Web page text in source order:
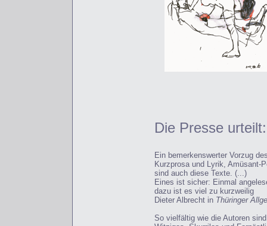
Die Presse urteilt:
Ein bemerkenswerter Vorzug
Kurzprosa und Lyrik, Amüsant-
sind auch diese Texte. (...)
Eines ist sicher: Einmal
dazu ist es viel zu kurzweilig
Dieter Albrecht in Thüringer
So vielfältig wie die Autoren